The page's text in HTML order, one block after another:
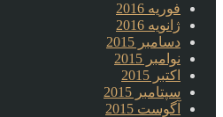
فوریه 2016
ژانویه 2016
دسامبر 2015
نوامبر 2015
اکتبر 2015
سپتامبر 2015
آگوست 2015